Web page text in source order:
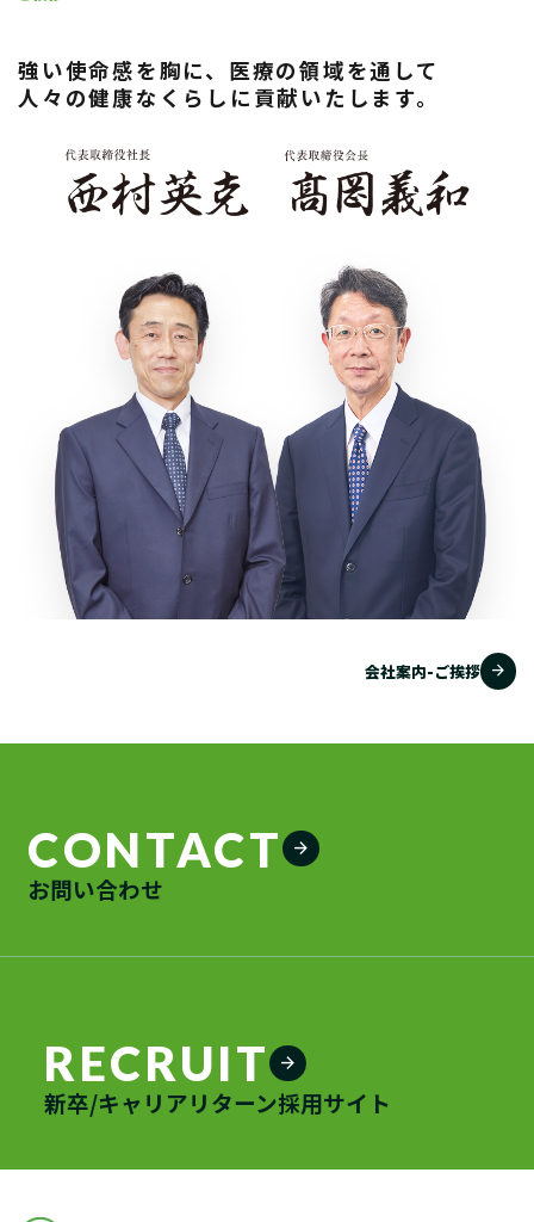
強い使命感を胸に、医療の領域を通して
人々の健康なくらしに貢献いたします。
会社案内-ご挨拶 arrow_forward
CONTACT arrow_forward
お問い合わせ
RECRUIT arrow_forward
新卒/キャリアリターン採用サイト